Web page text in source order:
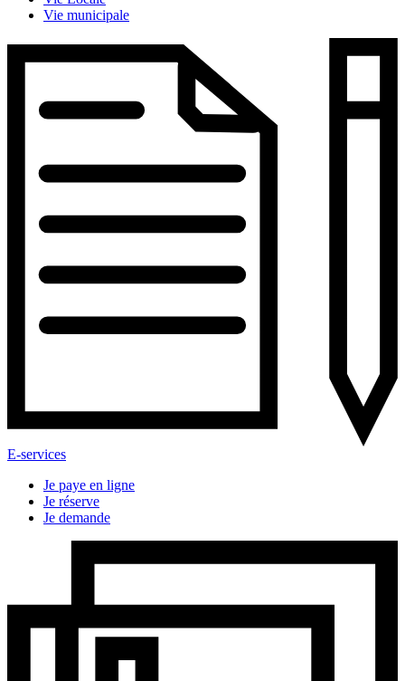
Vie municipale
E-services
Je paye en ligne
Je réserve
Je demande